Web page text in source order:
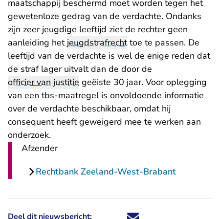
maatschappij beschermd moet worden tegen het
gewetenloze gedrag van de verdachte. Ondanks
zijn zeer jeugdige leeftijd ziet de rechter geen
aanleiding het jeugdstrafrechttoe te passen. De
leeftijd van de verdachte is wel de enige reden dat
de straf lager uitvalt dan de door de
officier van justitie geëiste 30 jaar. Voor oplegging
van een tbs-maatregel is onvoldoende informatie
over de verdachte beschikbaar, omdat hij
consequent heeft geweigerd mee te werken aan
onderzoek.
Afzender
Rechtbank Zeeland-West-Brabant
Deel dit nieuwsbericht: Deel dit nieuwsbericht via X -
Deel dit nieuwsbericht via
Deel dit nieuwsbericht
Deel dit